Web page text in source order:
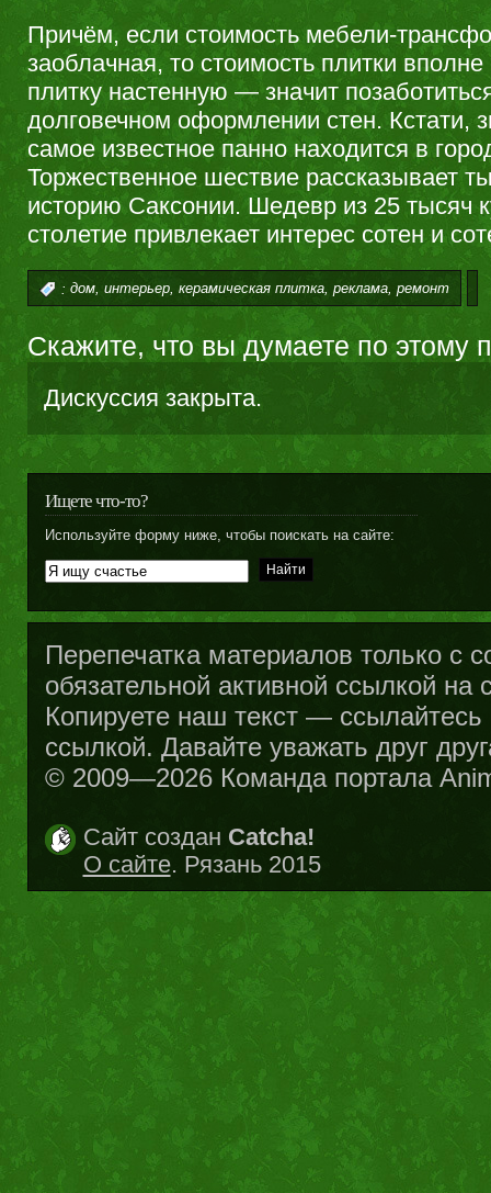
Причём, если стоимость мебели-
заоблачная, то стоимость плитки
плитку настенную — значит
долговечном оформлении стен. Кстати,
самое известное панно находится в
Торжественное шествие рассказывает
историю Саксонии. Шедевр из 25 тысяч
столетие привлекает интерес сотен и
: дом, интерьер, керамическая плитка, реклама, ремонт
Скажите, что вы думаете по этому
Дискуссия закрыта.
Ищете что-то?
Используйте форму ниже, чтобы поискать на сайте:
Перепечатка материалов только с
обязательной активной ссылкой на
Копируете наш текст —
ссылкой. Давайте уважать друг
© 2009—2026 Команда портала
Сайт создан Catcha!
О сайте. Рязань 2015